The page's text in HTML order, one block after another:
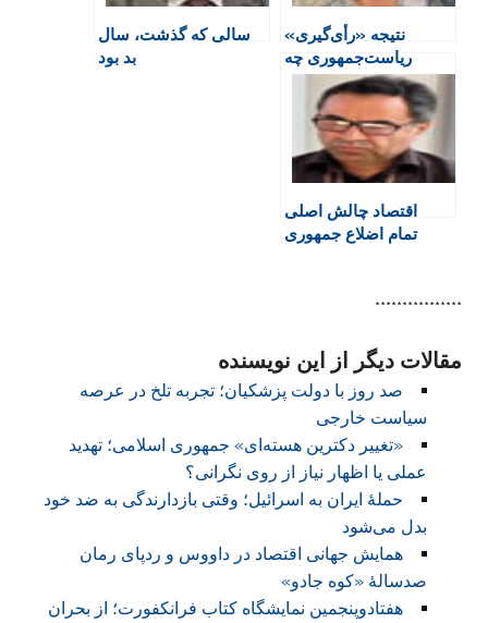
n
e
n
نتیجه «رأی‌گیری»
ریاست‌جمهوری چه
پیامی برای بازیگران
اقتصادی دارد؟
سالی که گذشت، سال
بد بود
اقتصاد چالش اصلی
تمام اضلاع جمهوری
****************
مقالات دیگر از این نویسنده
صد روز با دولت پزشکیان؛ تجربه تلخ در عرصه
سیاست خارجی
«تغییر دکترین هسته‌ای» جمهوری اسلامی؛ تهدید
عملی یا اظهار نیاز از روی نگرانی؟
حملهٔ ایران به اسرائیل؛ وقتی بازدارندگی به ضد خود
بدل می‌شود
همایش جهانی اقتصاد در داووس و ردپای رمان
صدسالهٔ «کوه جادو»
هفتادوپنجمین نمایشگاه کتاب فرانکفورت؛ از بحران